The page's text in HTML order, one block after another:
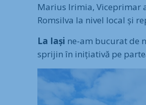
Marius Irimia, Viceprimar
Romsilva la nivel local și
La Iași ne-am bucurat de
sprijin în inițiativă pe